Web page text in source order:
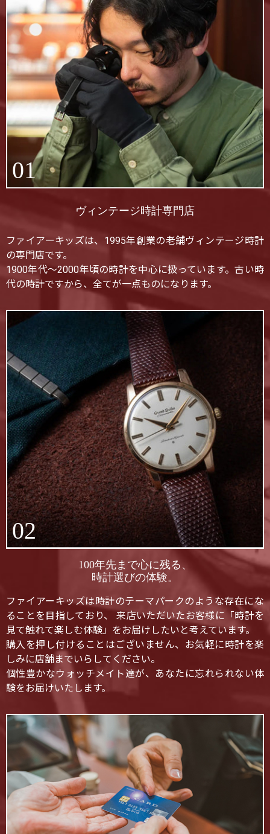
01
ヴィンテージ時計専門店
ファイアーキッズは、1995年創業の老舗ヴィンテージ時計
の専門店です。
1900年代〜2000年頃の時計を中心に扱っています。古い時
代の時計ですから、全てが一点ものになります。
02
100年先まで心に残る、
時計選びの体験。
ファイアーキッズは時計のテーマパークのような存在にな
ることを目指しており、 来店いただいたお客様に「時計を
見て触れて楽しむ体験」をお届けしたいと考えています。
購入を押し付けることはございません、お気軽に時計を楽
しみに店舗までいらしてください。
個性豊かなウォッチメイト達が、あなたに忘れられない体
験をお届けいたします。